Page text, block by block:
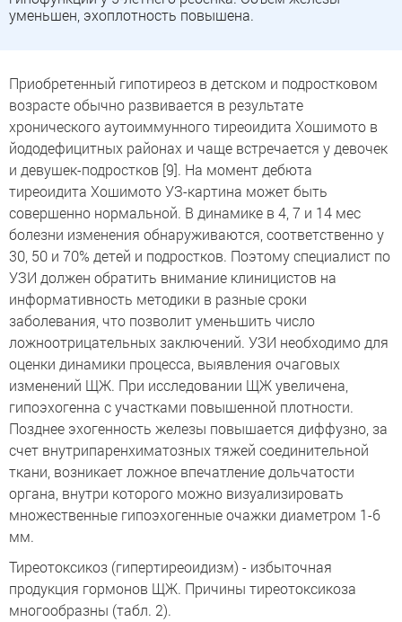
уменьшен, эхоплотность повышена.
Приобретенный гипотиреоз в детском и подростковом
возрасте обычно развивается в результате
хронического аутоиммунного тиреоидита Хошимото в
йододефицитных районах и чаще встречается у девочек
и девушек-подростков [9]. На момент дебюта
тиреоидита Хошимото УЗ-картина может быть
совершенно нормальной. В динамике в 4, 7 и 14 мес
болезни изменения обнаруживаются, соответственно у
30, 50 и 70% детей и подростков. Поэтому специалист по
УЗИ должен обратить внимание клиницистов на
информативность методики в разные сроки
заболевания, что позволит уменьшить число
ложноотрицательных заключений. УЗИ необходимо для
оценки динамики процесса, выявления очаговых
изменений ЩЖ. При исследовании ЩЖ увеличена,
гипоэхогенна с участками повышенной плотности.
Позднее эхогенность железы повышается диффузно, за
счет внутрипаренхиматозных тяжей соединительной
ткани, возникает ложное впечатление дольчатости
органа, внутри которого можно визуализировать
множественные гипоэхогенные очажки диаметром 1-6
мм.
Тиреотоксикоз (гипертиреоидизм) - избыточная
продукция гормонов ЩЖ. Причины тиреотоксикоза
многообразны (табл. 2).